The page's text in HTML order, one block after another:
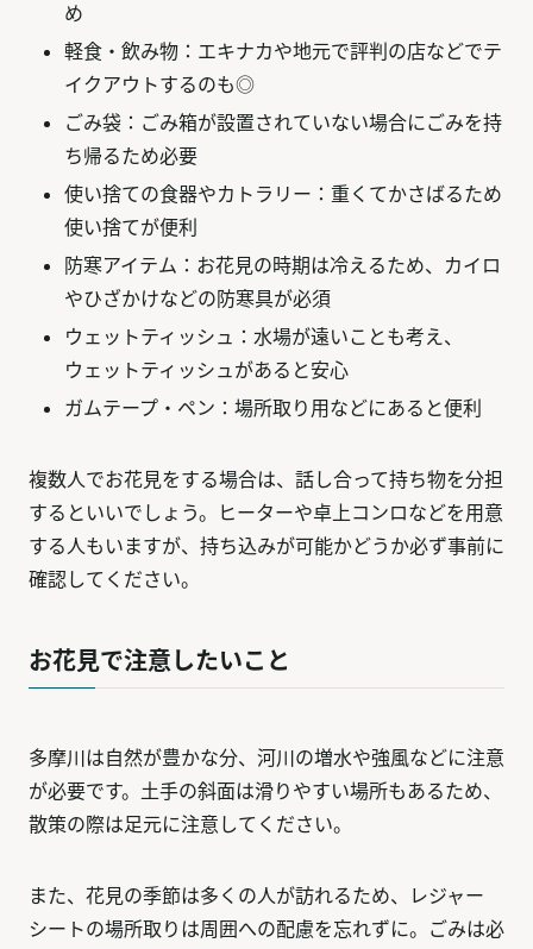
め
軽食・飲み物：エキナカや地元で評判の店などでテ
イクアウトするのも◎
ごみ袋：ごみ箱が設置されていない場合にごみを持
ち帰るため必要
使い捨ての食器やカトラリー：重くてかさばるため
使い捨てが便利
防寒アイテム：お花見の時期は冷えるため、カイロ
やひざかけなどの防寒具が必須
ウェットティッシュ：水場が遠いことも考え、
ウェットティッシュがあると安心
ガムテープ・ペン：場所取り用などにあると便利
複数人でお花見をする場合は、話し合って持ち物を分担
するといいでしょう。ヒーターや卓上コンロなどを用意
する人もいますが、持ち込みが可能かどうか必ず事前に
確認してください。
お花見で注意したいこと
多摩川は自然が豊かな分、河川の増水や強風などに注意
が必要です。土手の斜面は滑りやすい場所もあるため、
散策の際は足元に注意してください。
また、花見の季節は多くの人が訪れるため、レジャー
シートの場所取りは周囲への配慮を忘れずに。ごみは必